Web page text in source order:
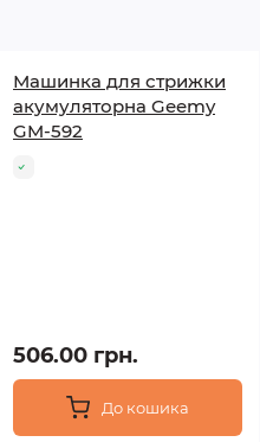
Машинка для стрижки
акумуляторна Geemy
GM-592
506.00 грн.
До кошика